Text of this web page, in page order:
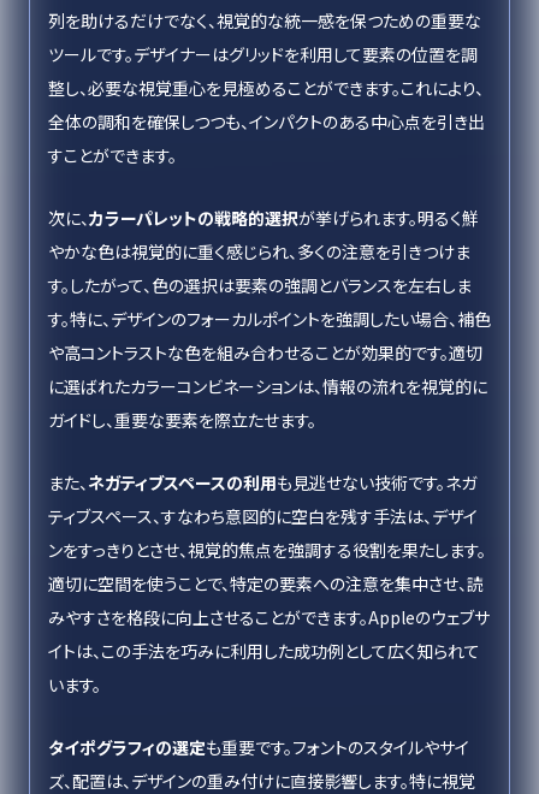
列を助けるだけでなく、視覚的な統一感を保つための重要な
ツールです。デザイナーはグリッドを利用して要素の位置を調
整し、必要な視覚重心を見極めることができます。これにより、
全体の調和を確保しつつも、インパクトのある中心点を引き出
すことができます。
次に、カラーパレットの戦略的選択が挙げられます。明るく鮮
やかな色は視覚的に重く感じられ、多くの注意を引きつけま
す。したがって、色の選択は要素の強調とバランスを左右しま
す。特に、デザインのフォーカルポイントを強調したい場合、補色
や高コントラストな色を組み合わせることが効果的です。適切
に選ばれたカラーコンビネーションは、情報の流れを視覚的に
ガイドし、重要な要素を際立たせます。
また、ネガティブスペースの利用も見逃せない技術です。ネガ
ティブスペース、すなわち意図的に空白を残す手法は、デザイ
ンをすっきりとさせ、視覚的焦点を強調する役割を果たします。
適切に空間を使うことで、特定の要素への注意を集中させ、読
みやすさを格段に向上させることができます。Appleのウェブサ
イトは、この手法を巧みに利用した成功例として広く知られて
います。
タイポグラフィの選定も重要です。フォントのスタイルやサイ
ズ、配置は、デザインの重み付けに直接影響します。特に視覚